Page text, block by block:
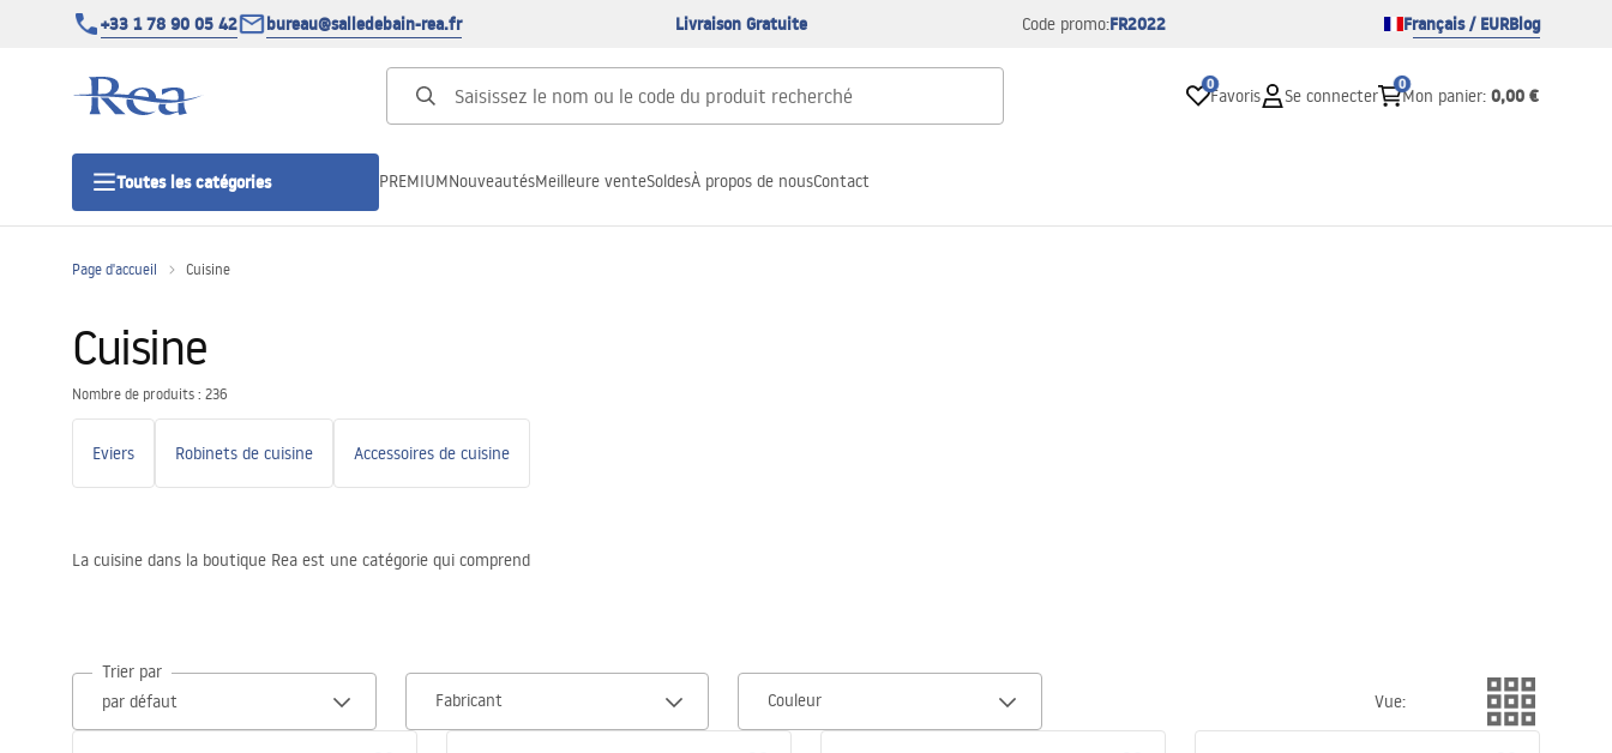
+33 1 78 90 05 42 bureau@salledebain-rea.fr Livraison Gratuite Code promo:FR2022 Français / EURBlog
0
Favoris Se connecter
0
Mon panier: 0,00 €
Toutes les catégories
Portes de douche
Cuvettes WC, bidets
Baignoires, pare-baignoires
PREMIUMNouveautésMeilleure venteSoldesÀ propos de nousContact
Page d'accueil Cuisine
Cuisine
Nombre de produits : 236
Eviers Robinets de cuisine Accessoires de cuisine
La cuisine dans la boutique Rea est une catégorie qui comprend
Trier par
Fabricant
Couleur Vue: